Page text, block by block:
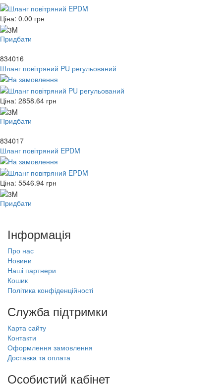
Ціна: 0.00 грн
Придбати
834016
Шланг повітряний PU регульований
Ціна: 2858.64 грн
Придбати
834017
Шланг повітряний EPDM
Ціна: 5546.94 грн
Придбати
Інформація
Про нас
Новини
Наші партнери
Кошик
Політика конфіденційності
Служба підтримки
Карта сайту
Контакти
Оформлення замовлення
Доставка та оплата
Особистий кабінет